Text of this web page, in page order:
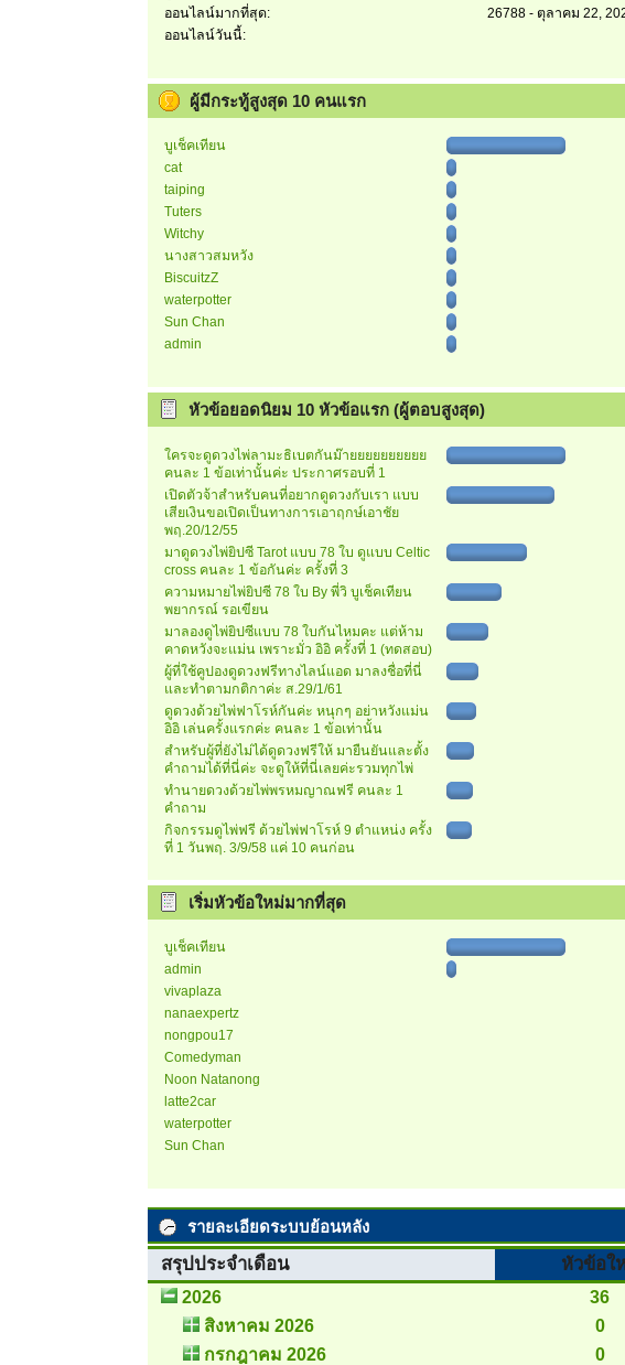
ออนไลน์มากที่สุด:
26788 - ตุลาคม 22,
ออนไลน์วันนี้:
ผู้มีกระทู้สูงสุด 10 คนแรก
บูเช็คเทียน
cat
taiping
Tuters
Witchy
นางสาวสมหวัง
BiscuitzZ
waterpotter
Sun Chan
admin
หัวข้อยอดนิยม 10 หัวข้อแรก (ผู้ตอบสูงสุด)
ใครจะดูดวงไพ่ลามะธิเบตกันม๊ายยยยยยยยยย
คนละ 1 ข้อเท่านั้นค่ะ ประกาศรอบที่ 1
เปิดตัวจ้าสำหรับคนที่อยากดูดวงกับเรา แบบ
เสียเงินขอเปิดเป็นทางการเอาฤกษ์เอาชัย
พฤ.20/12/55
มาดูดวงไพ่ยิปซี Tarot แบบ 78 ใบ ดูแบบ Celtic
cross คนละ 1 ข้อกันค่ะ ครั้งที่ 3
ความหมายไพ่ยิปซี 78 ใบ By พี่วิ บูเช็คเทียน
พยากรณ์ รอเขียน
มาลองดูไพ่ยิปซีแบบ 78 ใบกันไหมคะ แต่ห้าม
คาดหวังจะแม่น เพราะมั่ว อิอิ ครั้งที่ 1 (ทดสอบ)
ผู้ที่ใช้คูปองดูดวงฟรีทางไลน์แอด มาลงชื่อที่นี่
และทำตามกติกาค่ะ ส.29/1/61
ดูดวงด้วยไพ่ฟาโรห์กันค่ะ หนุกๆ อย่าหวังแม่น
อิอิ เล่นครั้งแรกค่ะ คนละ 1 ข้อเท่านั้น
สำหรับผู้ที่ยังไม่ได้ดูดวงฟรีให้ มายืนยันและตั้ง
คำถามได้ที่นี่ค่ะ จะดูให้ที่นี่เลยค่ะรวมทุกไพ่
ทำนายดวงด้วยไพ่พรหมญาณฟรี คนละ 1
คำถาม
กิจกรรมดูไพ่ฟรี ด้วยไพ่ฟาโรห์ 9 ตำแหน่ง ครั้ง
ที่ 1 วันพฤ. 3/9/58 แค่ 10 คนก่อน
เริ่มหัวข้อใหม่มากที่สุด
บูเช็คเทียน
admin
vivaplaza
nanaexpertz
nongpou17
Comedyman
Noon Natanong
latte2car
waterpotter
Sun Chan
รายละเอียดระบบย้อนหลัง
สรุปประจำเดือน หัวข้อใ
2026 36
สิงหาคม 2026
0
กรกฎาคม 2026
0